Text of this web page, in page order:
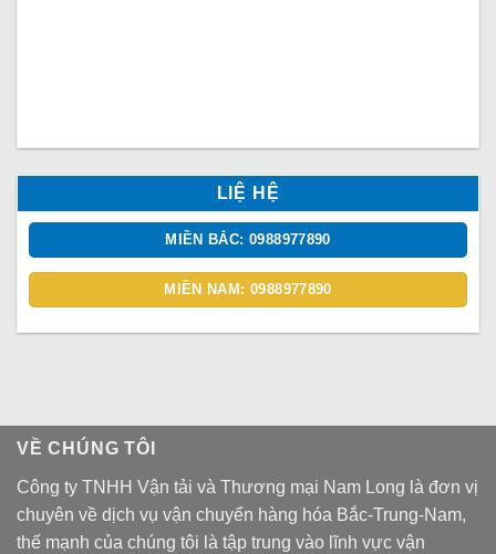
LIỆ HỆ
MIỀN BẮC: 0988977890
MIỀN NAM: 0988977890
VỀ CHÚNG TÔI
Công ty TNHH Vận tải và Thương mại Nam Long là đơn vị
chuyên về dịch vụ vận chuyển hàng hóa Bắc-Trung-Nam,
thế mạnh của chúng tôi là tập trung vào lĩnh vực vận